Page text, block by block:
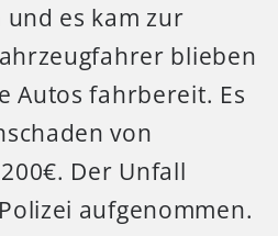
es kam zur
blieben
Autos fahrbereit. Es
von
Der Unfall
aufgenommen.